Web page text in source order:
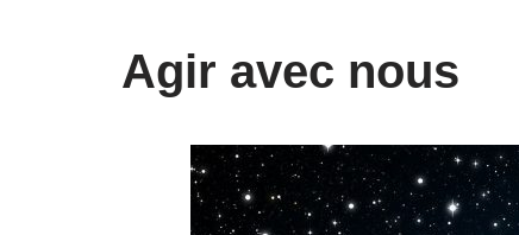
Agir avec nous